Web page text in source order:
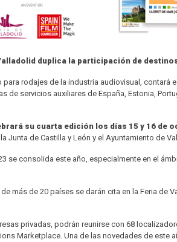
duplica la participación de
rodajes de la industria audiovisual,
de servicios auxiliares de España, Estonia,
su cuarta edición los días 15 y 16 de
Junta de Castilla y León y el Ayuntamiento de
se consolida este año, especialmente en el
más de 20 países se darán cita en la Feria
privadas, podrán reunirse con 68
Marketplace. Una de las novedades de